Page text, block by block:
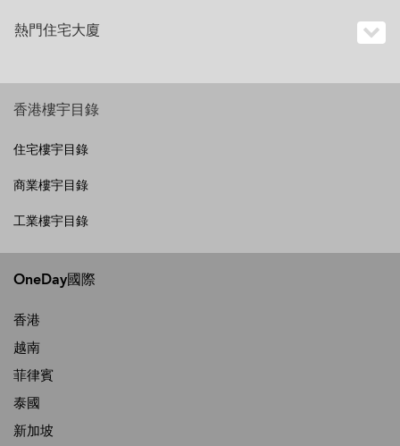
熱門住宅大廈
香港樓宇目錄
住宅樓宇目錄
商業樓宇目錄
工業樓宇目錄
OneDay國際
香港
越南
菲律賓
泰國
新加坡